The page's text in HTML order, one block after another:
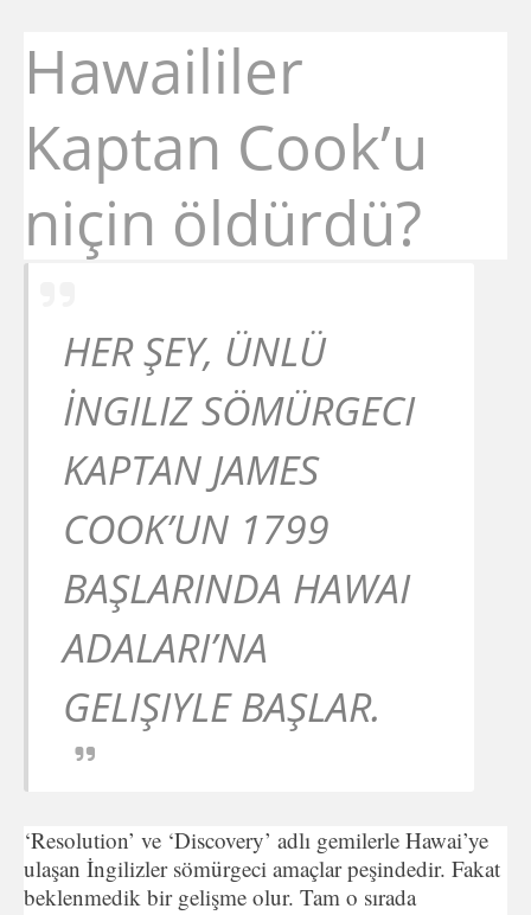
Hawaililer
Kaptan Cook’u
niçin öldürdü?
HER ŞEY, ÜNLÜ
İNGILIZ SÖMÜRGECI
KAPTAN JAMES
COOK’UN 1799
BAŞLARINDA HAWAI
ADALARI’NA
GELIŞIYLE BAŞLAR.
‘Resolution’ ve ‘Discovery’ adlı gemilerle Hawai’ye
ulaşan İngilizler sömürgeci amaçlar peşindedir. Fakat
beklenmedik bir gelişme olur. Tam o sırada